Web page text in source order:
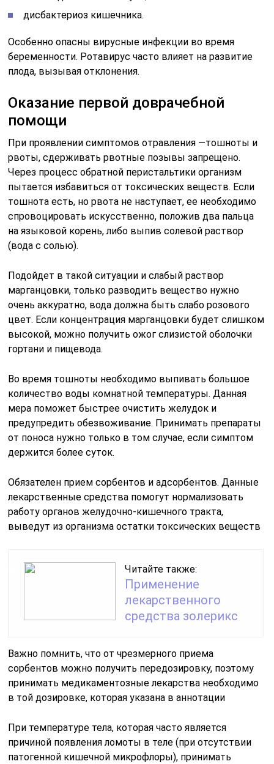
дисбактериоз кишечника.
Особенно опасны вирусные инфекции во время
беременности. Ротавирус часто влияет на развитие
плода, вызывая отклонения.
Оказание первой доврачебной
помощи
При проявлении симптомов отравления —тошноты и
рвоты, сдерживать рвотные позывы запрещено.
Через процесс обратной перистальтики организм
пытается избавиться от токсических веществ. Если
тошнота есть, но рвота не наступает, ее необходимо
спровоцировать искусственно, положив два пальца
на языковой корень, либо выпив солевой раствор
(вода с солью).
Подойдет в такой ситуации и слабый раствор
марганцовки, только разводить вещество нужно
очень аккуратно, вода должна быть слабо розового
цвет. Если концентрация марганцовки будет слишком
высокой, можно получить ожог слизистой оболочки
гортани и пищевода.
Во время тошноты необходимо выпивать большое
количество воды комнатной температуры. Данная
мера поможет быстрее очистить желудок и
предупредить обезвоживание. Принимать препараты
от поноса нужно только в том случае, если симптом
держится более суток.
Обязателен прием сорбентов и адсорбентов. Данные
лекарственные средства помогут нормализовать
работу органов желудочно-кишечного тракта,
выведут из организма остатки токсических веществ
Читайте также:
Применение
лекарственного
средства золерикс
Важно помнить, что от чрезмерного приема
сорбентов можно получить передозировку, поэтому
принимать медикаментозные лекарства необходимо
в той дозировке, которая указана в аннотации
При температуре тела, которая часто является
причиной появления ломоты в теле (при отсутствии
патогенной кишечной микрофлоры), принимать